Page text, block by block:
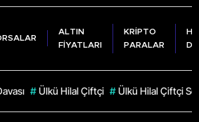
ALTIN
FİYATLARI
KRİPTO
PARALAR
# Ülkü Hilal Çiftçi # Ülkü Hilal Çiftçi